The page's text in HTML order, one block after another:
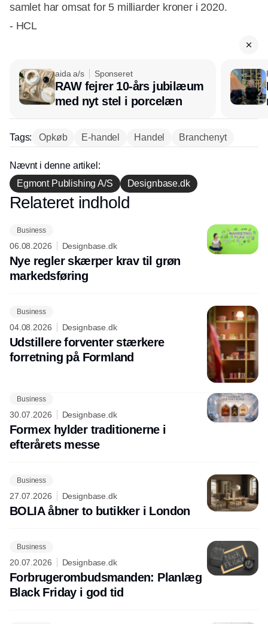
samlet har omsat for 5 milliarder kroner i 2020.
- HCL
aida a/s Sponseret
RAW fejrer 10-års jubilæum
med nyt stel i porcelæn
Tags: Opkøb E-handel Handel Branchenyt
Nævnt i denne artikel:
Egmont Publishing A/S
Designbase.dk
Annonce
Relateret indhold
Business
06.08.2026 Designbase.dk
Nye regler skærper krav til grøn
markedsføring
Business
04.08.2026 Designbase.dk
Udstillere forventer stærkere
forretning på Formland
Business
30.07.2026 Designbase.dk
Formex hylder traditionerne i
efterårets messe
Business
27.07.2026 Designbase.dk
BOLIA åbner to butikker i London
Business
20.07.2026 Designbase.dk
Forbrugerombudsmanden: Planlæg
Black Friday i god tid